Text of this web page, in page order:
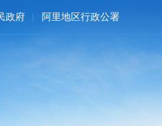
政府 阿里地区行政公署